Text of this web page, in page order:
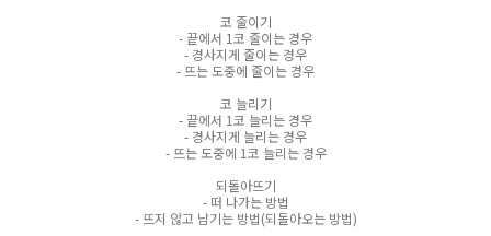
코 줄이기
- 끝에서 1코 줄이는 경우
- 경사지게 줄이는 경우
- 뜨는 도중에 줄이는 경우
코 늘리기
- 끝에서 1코 늘리는 경우
- 경사지게 늘리는 경우
- 뜨는 도중에 1코 늘리는 경우
되돌아뜨기
- 떠 나가는 방법
- 뜨지 않고 남기는 방법(되돌아오는 방법)